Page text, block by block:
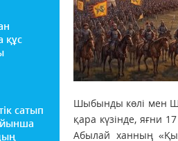
құс
сатып
Шыбынды көлі мен
қара күзінде, яғни
Абылай ханның